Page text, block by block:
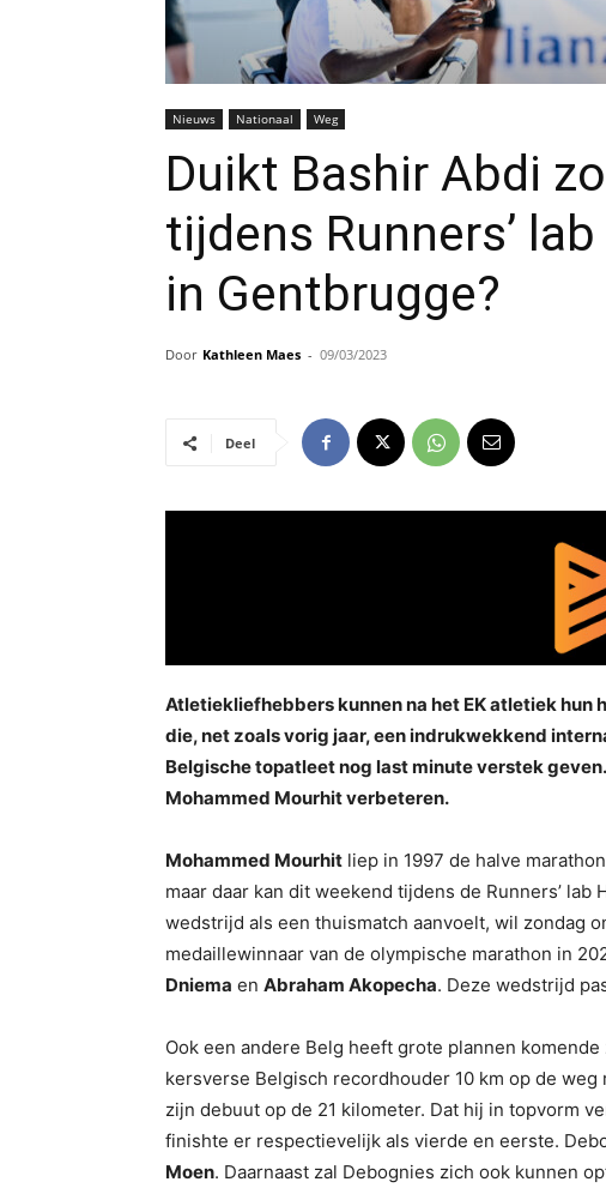
Nieuws Nationaal Weg
Duikt Bashir Abdi
tijdens Runners’
in Gentbrugge?
Door Kathleen Maes - 09/03/2023
Deel
Atletiekliefhebbers kunnen na het EK atletiek hun
die, net zoals vorig jaar, een indrukwekkend
Belgische topatleet nog last minute verstek
Mohammed Mourhit verbeteren.
Mohammed Mourhit liep in 1997 de halve
maar daar kan dit weekend tijdens de Runners’
wedstrijd als een thuismatch aanvoelt, wil zondag
medaillewinnaar van de olympische marathon in
Dniema en Abraham Akopecha. Deze wedstrijd
Ook een andere Belg heeft grote plannen komende
kersverse Belgisch recordhouder 10 km op de
zijn debuut op de 21 kilometer. Dat hij in topvorm
finishte er respectievelijk als vierde en eerste.
Moen. Daarnaast zal Debognies zich ook kunnen